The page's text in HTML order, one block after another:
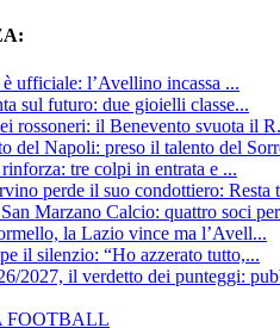
ufficiale: l’Avellino incassa ...
sul futuro: due gioielli classe...
rossoneri: il Benevento svuota il
del Napoli: preso il talento del
tre colpi in entrata e ...
perde il suo condottiero: Resta
Marzano Calcio: quattro soci
la Lazio vince ma l’Avell...
il silenzio: “Ho azzerato tutto,...
2027, il verdetto dei punteggi: